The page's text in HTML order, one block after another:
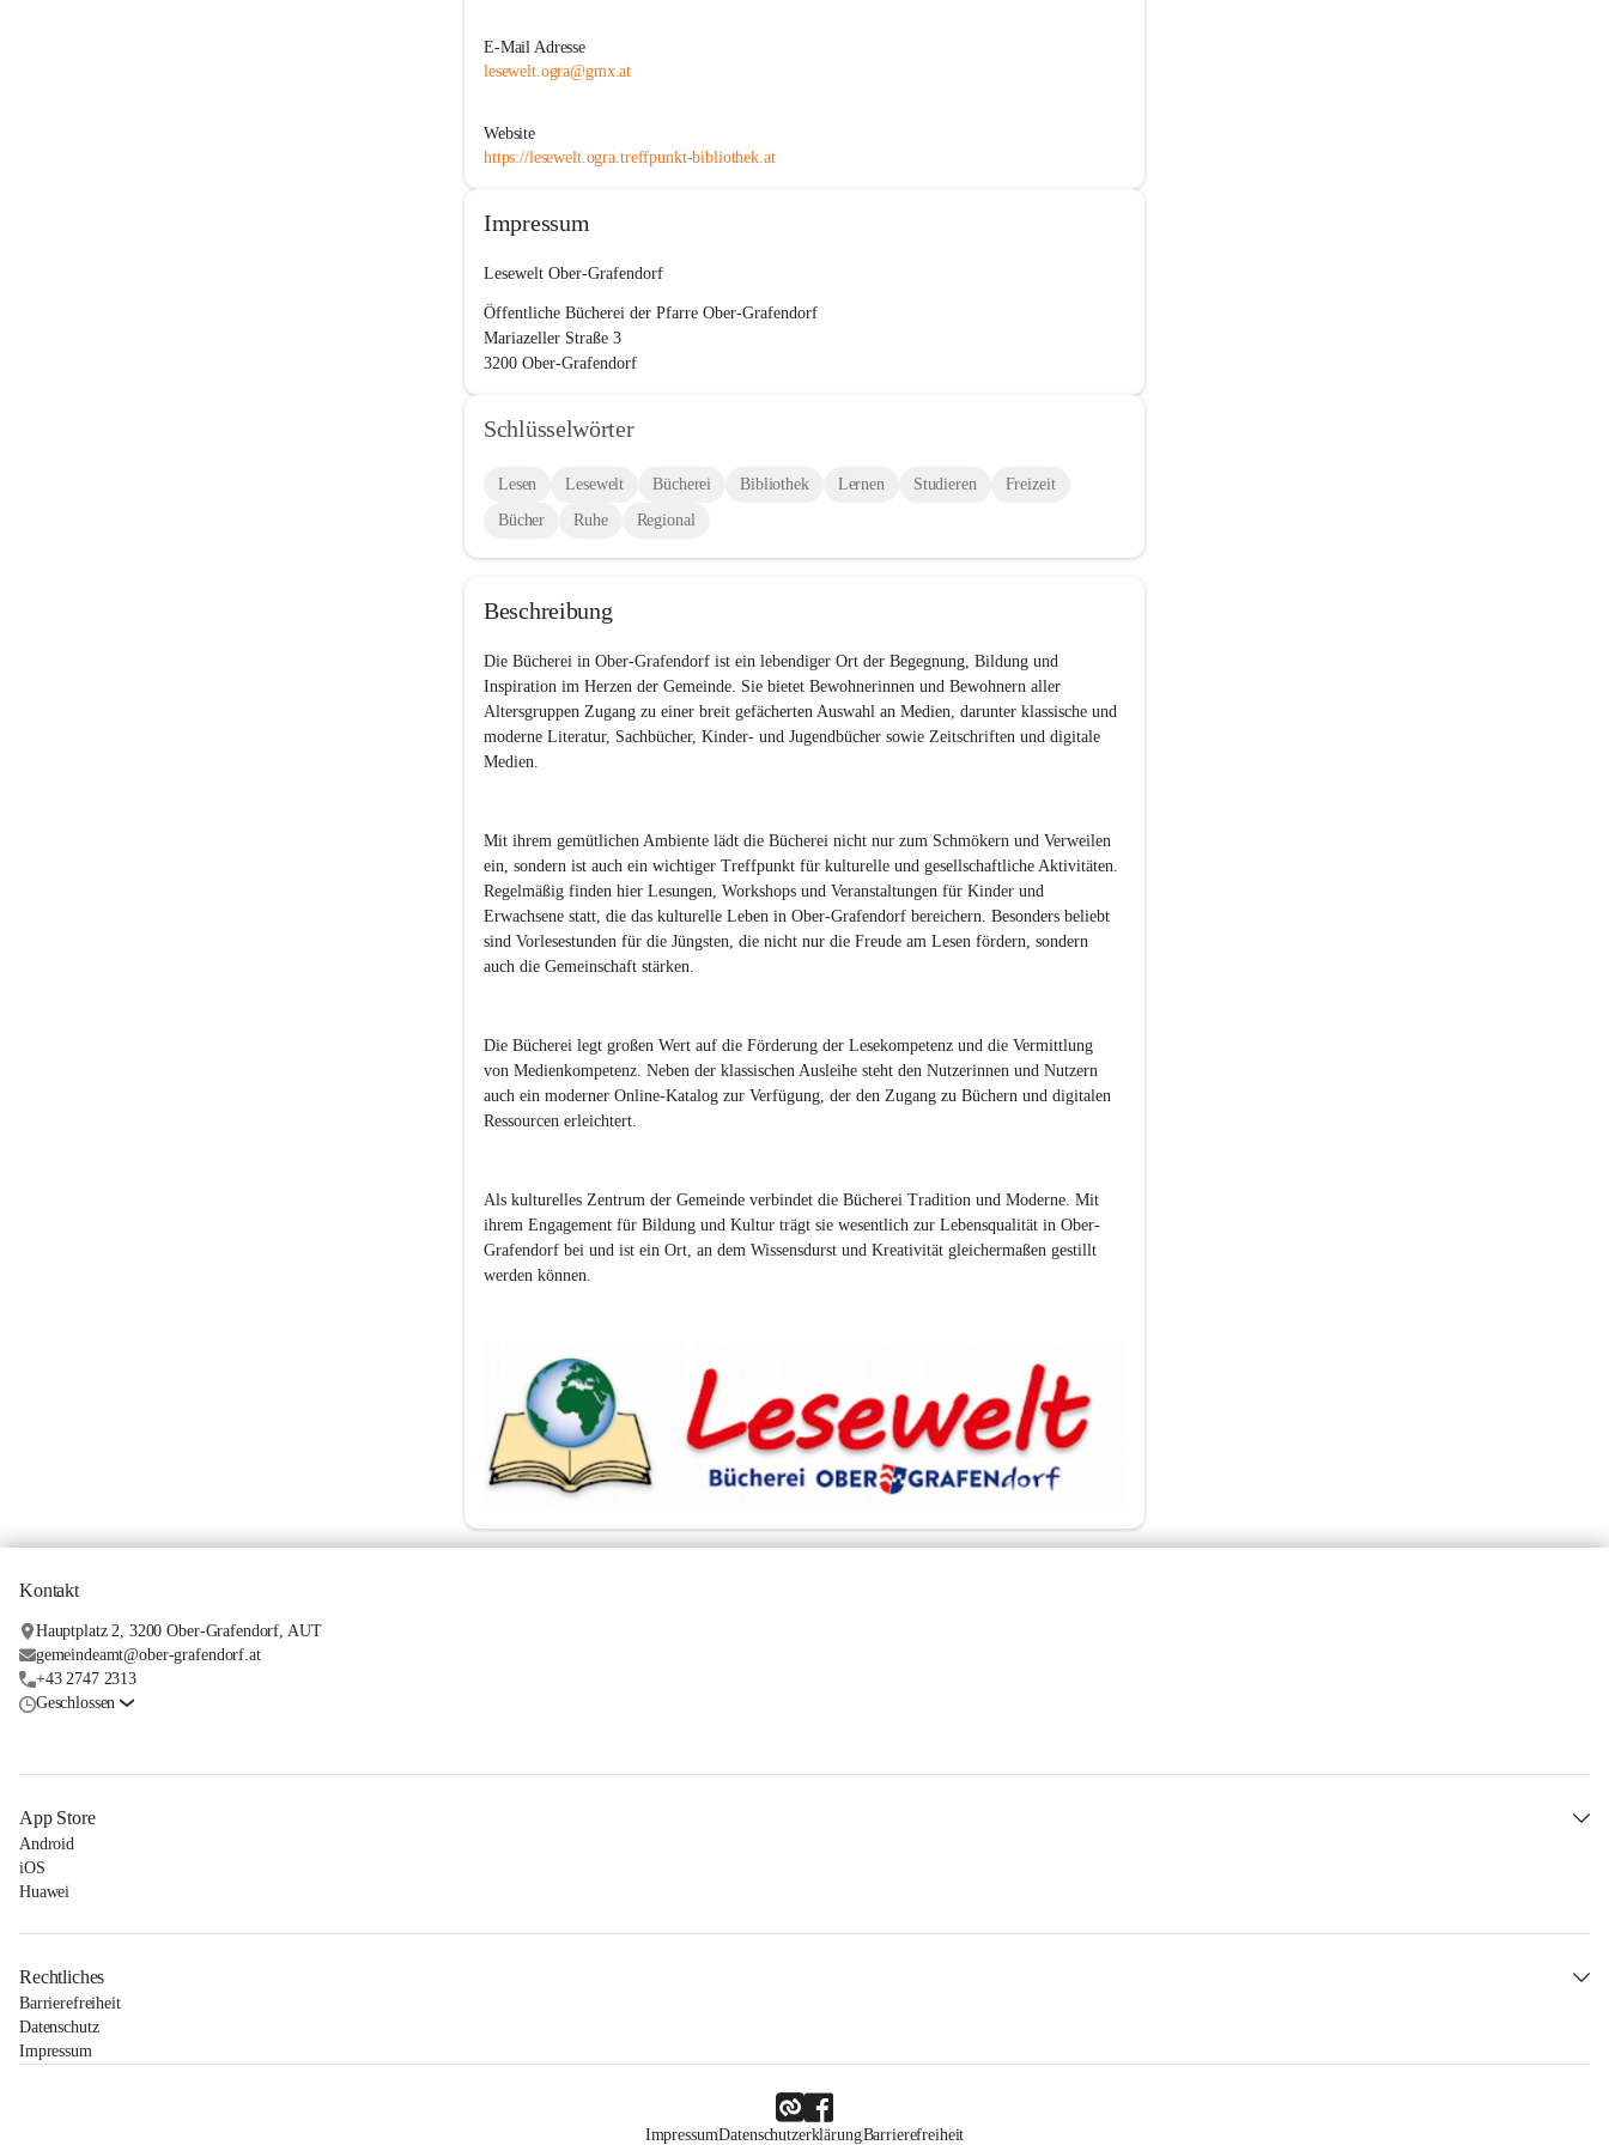
E-Mail Adresse
lesewelt.ogra@gmx.at
Website
https://lesewelt.ogra.treffpunkt-bibliothek.at
Impressum
Lesewelt Ober-Grafendorf
Öffentliche Bücherei der Pfarre Ober-Grafendorf
Mariazeller Straße 3
3200 Ober-Grafendorf
Schlüsselwörter
Lesen Lesewelt Bücherei Bibliothek Lernen Studieren
Freizeit
Bücher
Ruhe Regional
Beschreibung
Die Bücherei in Ober-Grafendorf ist ein lebendiger Ort der Begegnung, Bildung und
Inspiration im Herzen der Gemeinde. Sie bietet Bewohnerinnen und Bewohnern aller
Altersgruppen Zugang zu einer breit gefächerten Auswahl an Medien, darunter klassische und
moderne Literatur, Sachbücher, Kinder- und Jugendbücher sowie Zeitschriften und digitale
Medien.
Mit ihrem gemütlichen Ambiente lädt die Bücherei nicht nur zum Schmökern und Verweilen
ein, sondern ist auch ein wichtiger Treffpunkt für kulturelle und gesellschaftliche Aktivitäten.
Regelmäßig finden hier Lesungen, Workshops und Veranstaltungen für Kinder und
Erwachsene statt, die das kulturelle Leben in Ober-Grafendorf bereichern. Besonders beliebt
sind Vorlesestunden für die Jüngsten, die nicht nur die Freude am Lesen fördern, sondern
auch die Gemeinschaft stärken.
Die Bücherei legt großen Wert auf die Förderung der Lesekompetenz und die Vermittlung
von Medienkompetenz. Neben der klassischen Ausleihe steht den Nutzerinnen und Nutzern
auch ein moderner Online-Katalog zur Verfügung, der den Zugang zu Büchern und digitalen
Ressourcen erleichtert.
Als kulturelles Zentrum der Gemeinde verbindet die Bücherei Tradition und Moderne. Mit
ihrem Engagement für Bildung und Kultur trägt sie wesentlich zur Lebensqualität in Ober-
Grafendorf bei und ist ein Ort, an dem Wissensdurst und Kreativität gleichermaßen gestillt
werden können.
Kontakt
Hauptplatz 2, 3200 Ober-Grafendorf, AUT
gemeindeamt@ober-grafendorf.at
+43 2747 2313
Geschlossen
App Store
Android
iOS
Huawei
Rechtliches
Barrierefreiheit
Datenschutz
Impressum
ImpressumDatenschutzerklärungBarrierefreiheit